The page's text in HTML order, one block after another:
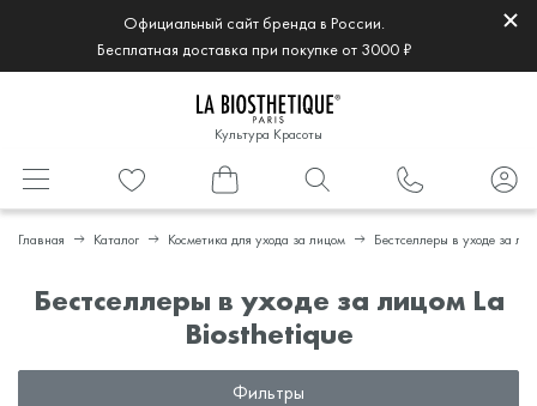
Официальный сайт бренда в России.
Бесплатная доставка при покупке от 3000 ₽
Культура Красоты
Главная Каталог Косметика для ухода за лицом Бестселлеры в уходе за
Бестселлеры в уходе за лицом La
Biosthetique
Фильтры